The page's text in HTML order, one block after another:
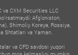
va CXM Securities LLC
Afg‘oniston,
Shimoliy Koreya, Rossiya,
Shtatlari va Yaman.
va CFD savdosi yuqori